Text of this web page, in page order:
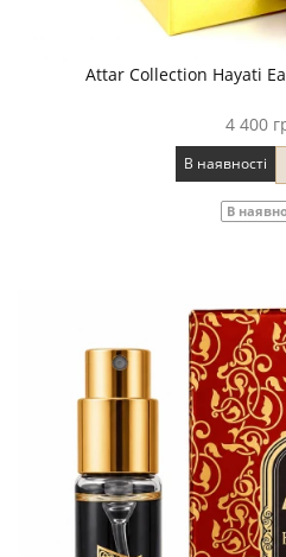
Attar Collection Hayati
4 400
В наявності
В